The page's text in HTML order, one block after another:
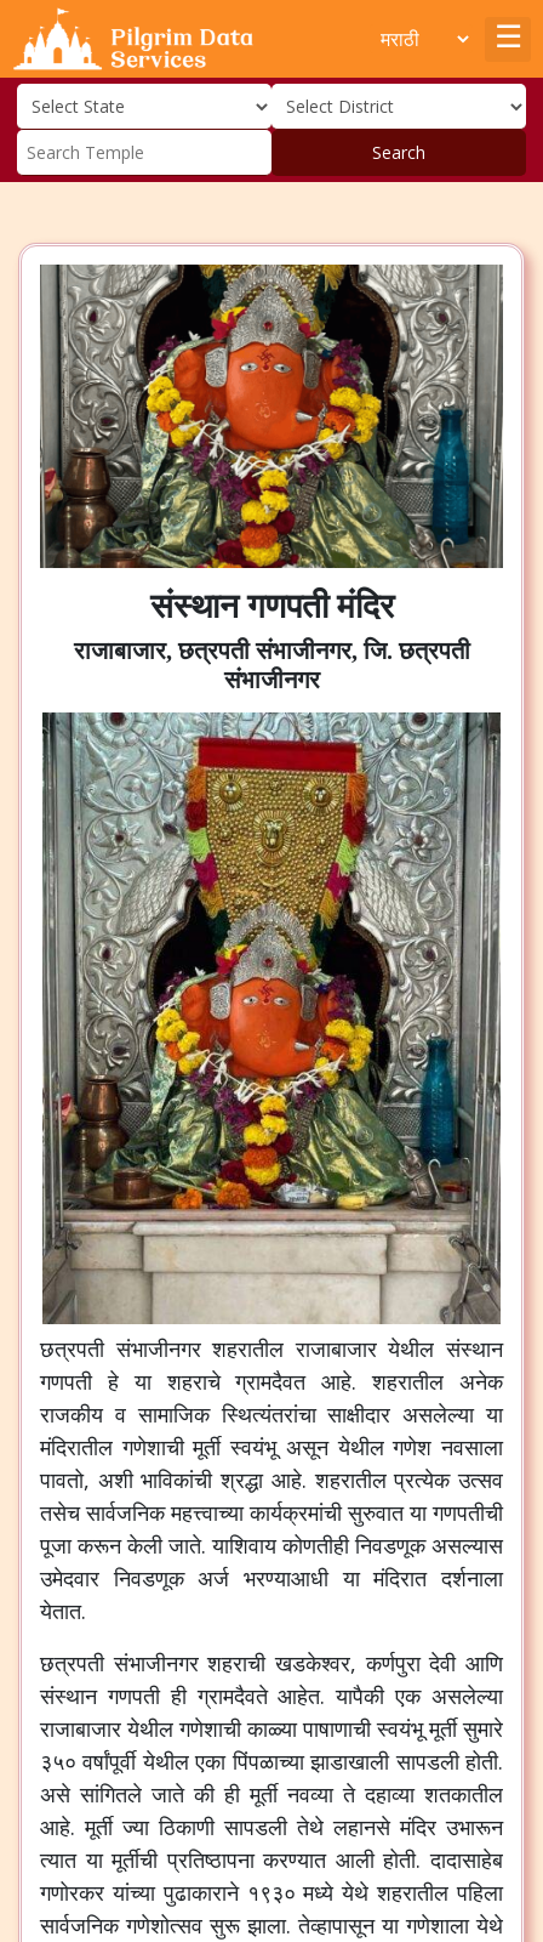
Search
संस्थान गणपती मंदिर
राजाबाजार, छत्रपती संभाजीनगर, जि. छत्रपती
संभाजीनगर
छत्रपती संभाजीनगर शहरातील राजाबाजार येथील संस्थान
गणपती हे या शहराचे ग्रामदैवत आहे.शहरातील अनेक
राजकीय व सामाजिक स्थित्यंतरांचा साक्षीदार असलेल्या या
मंदिरातील गणेशाची मूर्ती स्वयंभू असून येथील गणेश नवसाला
पावतो, अशी भाविकांची श्रद्धा आहे.शहरातील प्रत्येक उत्सव
तसेच सार्वजनिक महत्त्वाच्या कार्यक्रमांची सुरुवात या गणपतीची
पूजा करून केली जाते.याशिवाय कोणतीही निवडणूक असल्यास
उमेदवार निवडणूक अर्ज भरण्याआधी या मंदिरात दर्शनाला
येतात.
छत्रपती संभाजीनगर शहराची खडकेश्वर,कर्णपुरा देवी आणि
संस्थान गणपती ही ग्रामदैवते आहेत.यापैकी एक असलेल्या
राजाबाजार येथील गणेशाची काळ्या पाषाणाची स्वयंभू मूर्ती सुमारे
३५० वर्षांपूर्वी येथील एका पिंपळाच्या झाडाखाली सापडली होती.
असे सांगितले जाते की ही मूर्ती नवव्या ते दहाव्या शतकातील
आहे.मूर्ती ज्या ठिकाणी सापडली तेथे लहानसे मंदिर उभारून
त्यात या मूर्तीची प्रतिष्ठापना करण्यात आली होती.दादासाहेब
गणोरकर यांच्या पुढाकाराने १९३० मध्ये येथे शहरातील पहिला
सार्वजनिक गणेशोत्सव सुरू झाला.तेव्हापासून या गणेशाला येथे